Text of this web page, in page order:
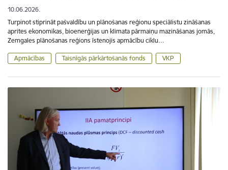
10.06.2026.
Turpinot stiprināt pašvaldību un plānošanas reģionu speciālistu zināšanas
aprites ekonomikas, bioenerģijas un klimata pārmaiņu mazināšanas jomās,
Zemgales plānošanas reģions īstenojis apmācību ciklu…
Apmācības Taisnīgās pārkārtošanās fonds VKP